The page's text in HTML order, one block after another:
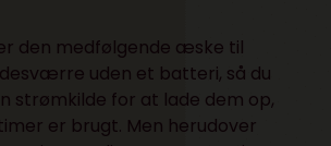
den medfølgende æske til
uden et batteri, så du
strømkilde for at lade dem op,
er brugt. Men herudover